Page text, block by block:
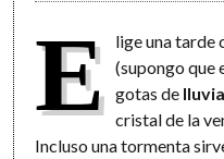
E lige una tarde
(supongo que
gotas de lluvia
cristal de la
Incluso una tormenta